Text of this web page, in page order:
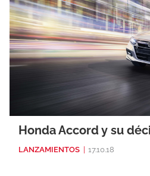
Honda Accord y su
LANZAMIENTOS 17.10.18